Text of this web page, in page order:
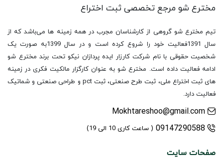
مخترع شو مرجع تخصصیثبت اختراع
تیم مخترع شو گروهی از کارشناسان مجرب در همه زمینه ها می‌باشد که از
سال 1391فعالیت خود را شروع کرده است و در سال 1399به صورت یک
شخصیت حقوقی با نام شرکت کارزار ایده پردازان نیکو تحت برند مخترع شو
ادامه فعالیت داده است. مخترع شو به عنوان کارگزار مالکیت فکری در زمینه
های ثبت اختراع ملی، ثبت طرح صنعتی، ثبت pct و طراحی صنعتی و شماتیک
فعالیت دارد.
Mokhtareshoo@gmail.com
09147290588 ( ساعت کاری 10 الی 19)
صفحات سایت